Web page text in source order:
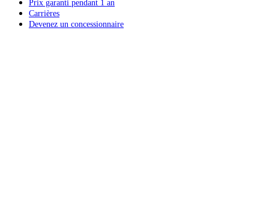
Prix garanti pendant 1 an
Carrières
Devenez un concessionnaire